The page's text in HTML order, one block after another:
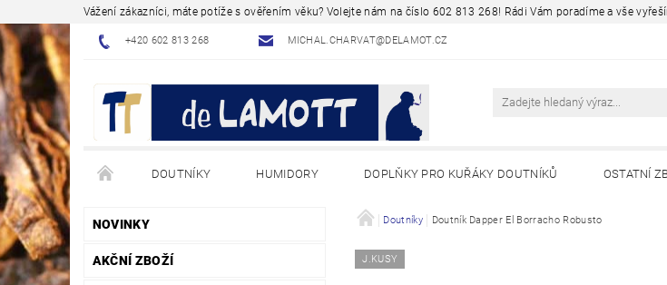
Vážení zákazníci, máte potíže s ověřením věku? Volejte nám na číslo 602 813 268! Rádi Vám poradíme a vše
+420 602 813 268 MICHAL.CHARVAT@DELAMOT.CZ
DOUTNÍKY HUMIDORY DOPLŇKY PRO KUŘÁKY DOUTNÍKŮ OSTATNÍ
NÁVODY - JAK NA TO BLOG - ODBORNÉ ČLÁNKY A ZAJÍMAVOSTI
NOVINKY
AKČNÍ ZBOŽÍ
Doutníky Doutník Dapper El Borracho Robusto
J.KUSY